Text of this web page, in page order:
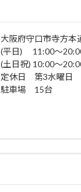
大阪府守口市寺方本
(平日) 11:00～
(土日祝) 10:00～
定休日 第3水曜日
駐車場 15台